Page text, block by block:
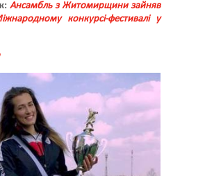
Ансамбль з Житомирщини зайняв
конкурсі-фестивалі у